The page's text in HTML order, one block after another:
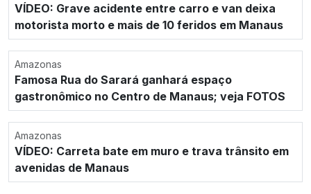
VÍDEO: Grave acidente entre carro e van deixa
motorista morto e mais de 10 feridos em Manaus
Amazonas
Famosa Rua do Sarará ganhará espaço
gastronômico no Centro de Manaus; veja FOTOS
Amazonas
VÍDEO: Carreta bate em muro e trava trânsito em
avenidas de Manaus